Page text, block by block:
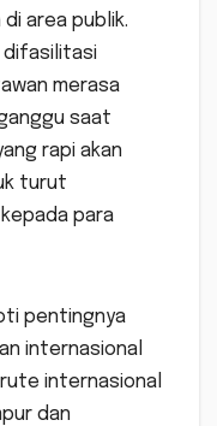
area publik.
difasilitasi
merasa
saat
rapi akan
turut
para
pentingnya
internasional
rute internasional
dan